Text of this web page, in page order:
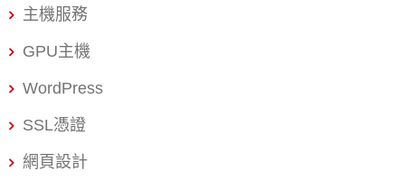
群，為亞洲主要中小企業資訊委外領導廠
主機服務
GPU主機
WordPress
SSL憑證
網頁設計